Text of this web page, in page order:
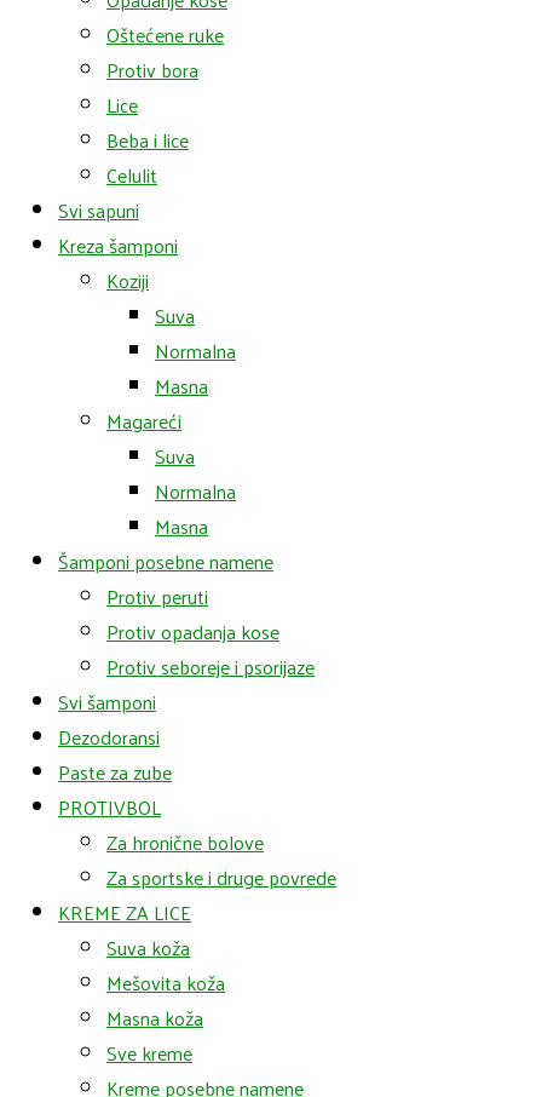
Oštećene ruke
Protiv bora
Lice
Beba i lice
Celulit
Svi sapuni
Kreza šamponi
Koziji
Suva
Normalna
Masna
Magareći
Suva
Normalna
Masna
Šamponi posebne namene
Protiv peruti
Protiv opadanja kose
Protiv seboreje i psorijaze
Svi šamponi
Dezodoransi
Paste za zube
PROTIVBOL
Za hronične bolove
Za sportske i druge povrede
KREME ZA LICE
Suva koža
Mešovita koža
Masna koža
Sve kreme
Kreme posebne namene